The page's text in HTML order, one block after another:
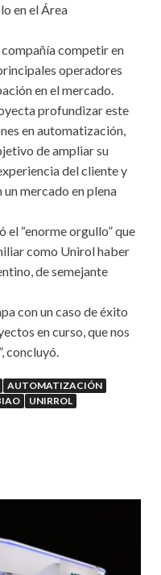
en el Área
competir en
operadores
en el mercado.
profundizar este
en automatización,
de ampliar su
del cliente y
mercado en plena
“enorme orgullo” que
como Unirol haber
de semejante
con un caso de éxito
en curso, que nos
concluyó.
AUTOMATIZACIÓN
UNIRROL